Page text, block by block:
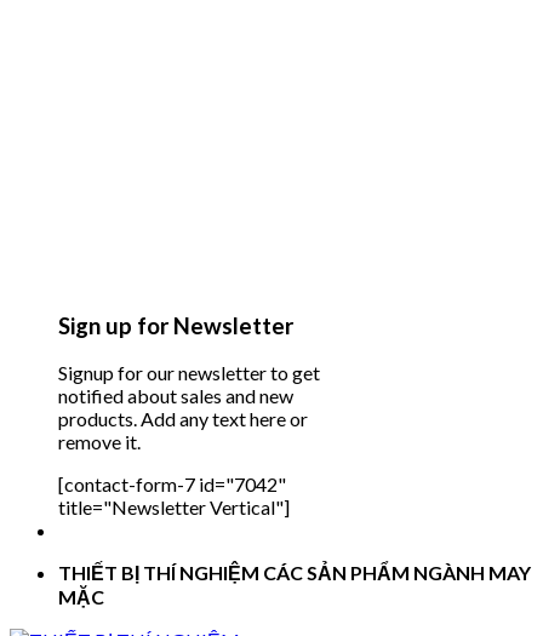
Sign up for Newsletter
Signup for our newsletter to get
notified about sales and new
products. Add any text here or
remove it.
[contact-form-7 id="7042"
title="Newsletter Vertical"]
THIẾT BỊ THÍ NGHIỆM CÁC SẢN PHẨM NGÀNH MAY
MẶC